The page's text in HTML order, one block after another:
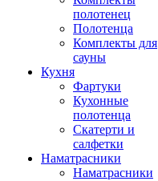
полотенец
Полотенца
Комплекты для
сауны
Кухня
Фартуки
Кухонные
полотенца
Скатерти и
салфетки
Наматрасники
Наматрасники